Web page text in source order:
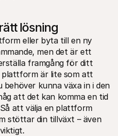
lösning
eller byta till en ny
men det är ett
framgång för ditt
är lite som att
kunna växa in i den
att det kan komma en tid
att välja en plattform
stöttar din tillväxt – även